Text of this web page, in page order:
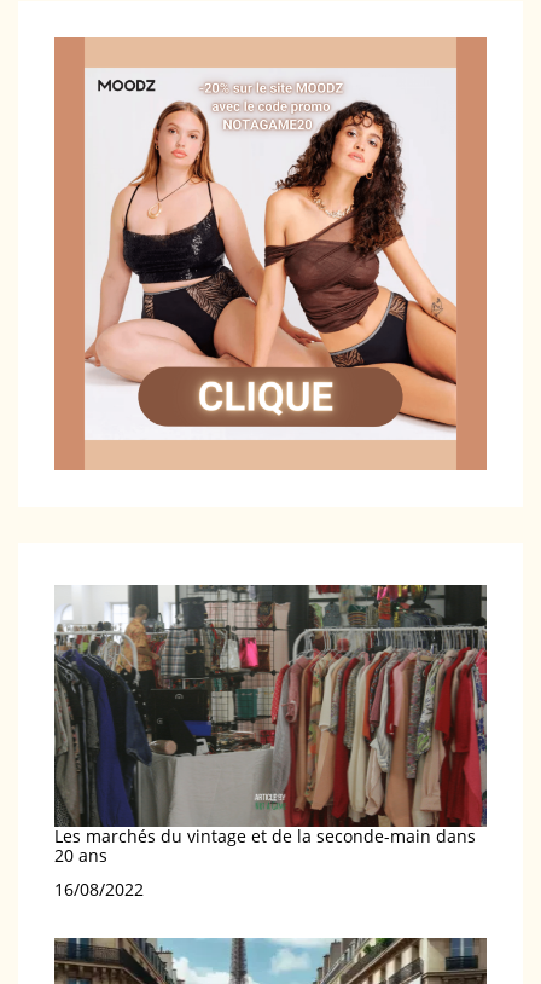
Les marchés du vintage et de la seconde-main dans
20 ans
Date
16/08/2022